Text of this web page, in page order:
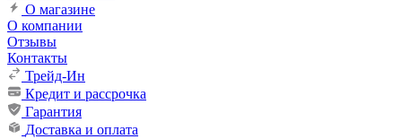
О магазине
О компании
Отзывы
Контакты
Трейд-Ин
Кредит и рассрочка
Гарантия
Доставка и оплата